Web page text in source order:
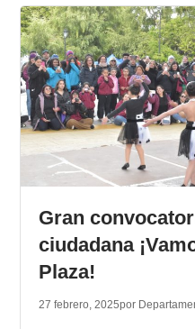
Gran
ciudadana
Plaza!
27 febrero, 2025por